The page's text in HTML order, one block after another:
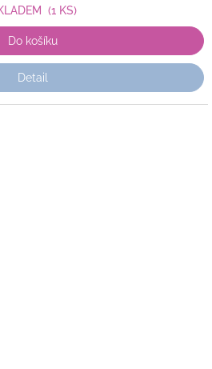
(1 KS)
Do košíku
Detail